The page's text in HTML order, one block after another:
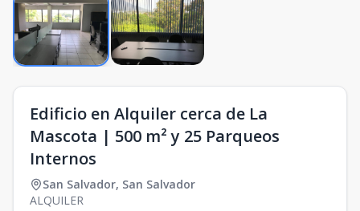
Edificio en Alquiler cerca de La
Mascota | 500 m² y 25 Parqueos
Internos
San Salvador, San Salvador
ALQUILER